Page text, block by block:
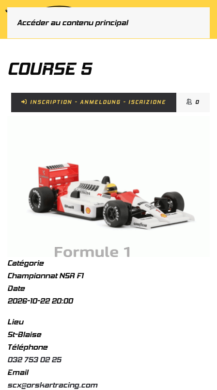
Accéder au contenu principal
COURSE 5
INSCRIPTION - ANMELDUNG - ISCRIZIONE 0
Catégorie
Championnat NSR F1
Date
2026-10-22 20:00
Lieu
St-Blaise
Téléphone
032 753 02 25
Email
scx@orskartracing.com